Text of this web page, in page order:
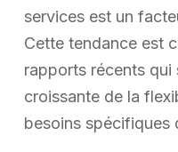
services est un
Cette tendance est
rapports récents qui
croissante de la
besoins spécifiques